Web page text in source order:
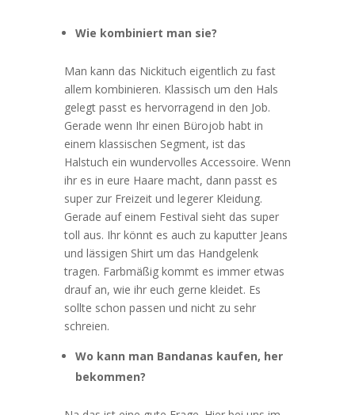
Wie kombiniert man sie?
Man kann das Nickituch eigentlich zu fast
allem kombinieren. Klassisch um den Hals
gelegt passt es hervorragend in den Job.
Gerade wenn Ihr einen Bürojob habt in
einem klassischen Segment, ist das
Halstuch ein wundervolles Accessoire. Wenn
ihr es in eure Haare macht, dann passt es
super zur Freizeit und legerer Kleidung.
Gerade auf einem Festival sieht das super
toll aus. Ihr könnt es auch zu kaputter Jeans
und lässigen Shirt um das Handgelenk
tragen. Farbmäßig kommt es immer etwas
drauf an, wie ihr euch gerne kleidet. Es
sollte schon passen und nicht zu sehr
schreien.
Wo kann man Bandanas kaufen, her
bekommen?